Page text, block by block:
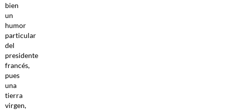
bien
un
humor
particular
del
presidente
francés,
pues
una
tierra
virgen,